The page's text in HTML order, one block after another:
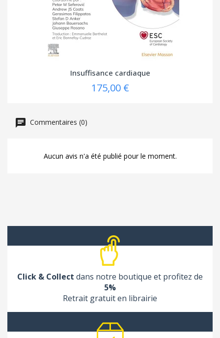
Insuffisance cardiaque
175,00 €
Commentaires (0)
Aucun avis n'a été publié pour le moment.
Click & Collect dans notre boutique et profitez de
5%
Retrait gratuit en librairie